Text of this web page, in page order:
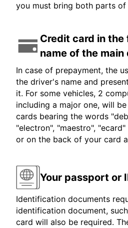
you must bring both parts of
Credit card in
name of the main
In case of prepayment, the
the driver's name and
it. For some vehicles, 2
including a major one, will
cards bearing the words
"electron", "maestro",
or on the back of your card
Your passport or
Identification documents
identification document,
card will also be required.